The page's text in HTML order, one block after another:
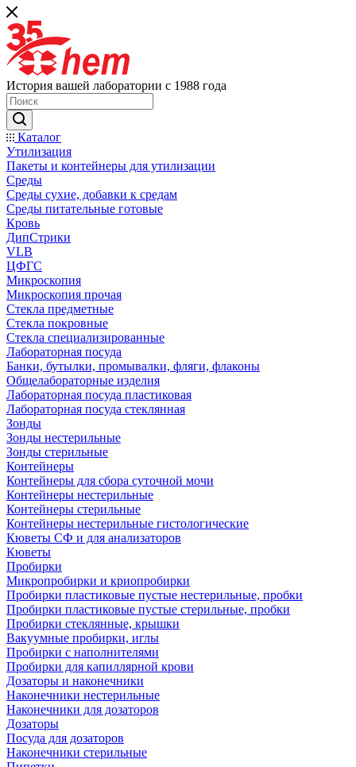
История вашей лаборатории с 1988 года
Каталог
Утилизация
Пакеты и контейнеры для утилизации
Среды
Среды сухие, добавки к средам
Среды питательные готовые
Кровь
ДипСтрики
VLB
ЦФГС
Микроскопия
Микроскопия прочая
Стекла предметные
Стекла покровные
Стекла специализированные
Лабораторная посуда
Банки, бутылки, промывалки, фляги, флаконы
Общелабораторные изделия
Лабораторная посуда пластиковая
Лабораторная посуда стеклянная
Зонды
Зонды нестерильные
Зонды стерильные
Контейнеры
Контейнеры для сбора суточной мочи
Контейнеры нестерильные
Контейнеры стерильные
Контейнеры нестерильные гистологические
Кюветы СФ и для анализаторов
Кюветы
Пробирки
Микропробирки и криопробирки
Пробирки пластиковые пустые нестерильные, пробки
Пробирки пластиковые пустые стерильные, пробки
Пробирки стеклянные, крышки
Вакуумные пробирки, иглы
Пробирки с наполнителями
Пробирки для капиллярной крови
Дозаторы и наконечники
Наконечники нестерильные
Наконечники для дозаторов
Дозаторы
Посуда для дозаторов
Наконечники стерильные